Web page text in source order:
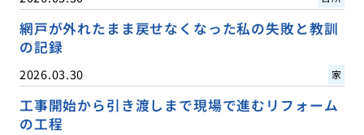
網戸が外れたまま戻せなくなった私の失敗と教訓
の記録
2026.03.30 家
工事開始から引き渡しまで現場で進むリフォーム
の工程